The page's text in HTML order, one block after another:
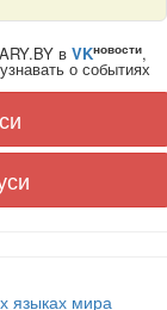
в VKновости,
о событиях